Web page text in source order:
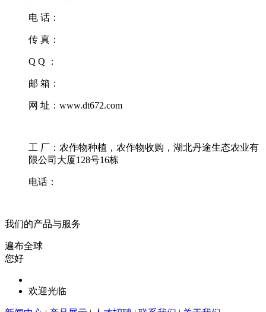
电 话：
传 真：
Q Q ：
邮 箱：
网 址：www.dt672.com
工 厂：农作物种植，农作物收购，湖北丹途生态农业有
限公司大厦128号16栋
电话：
我们的产品与服务
遍布全球
您好
欢迎光临